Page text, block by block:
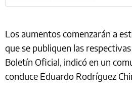
Los aumentos comenzarán a
que se publiquen las
Boletín Oficial, indicó en un
conduce Eduardo Rodríguez